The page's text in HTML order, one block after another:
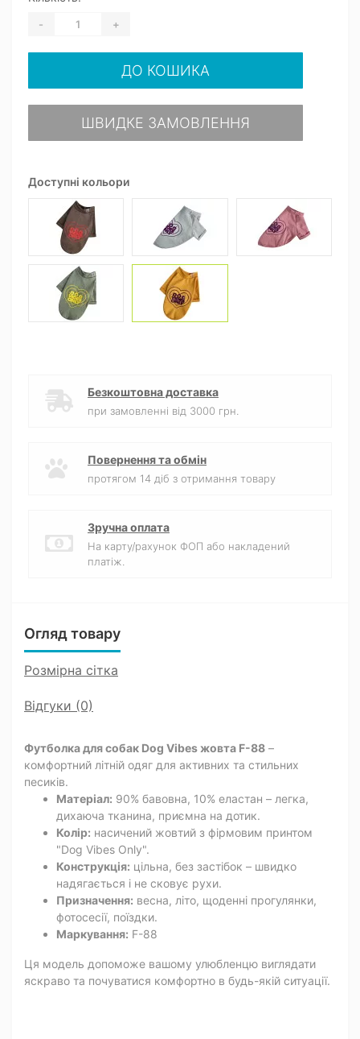
Доступні кольори
- +
ДО КОШИКА
ШВИДКЕ ЗАМОВЛЕННЯ
Безкоштовна доставка
при замовленні від 3000 грн.
Повернення та обмін
протягом 14 діб з отримання товару
Зручна оплата
На карту/рахунок ФОП або накладений
платіж.
Огляд товару
Розмірна сітка
Відгуки (0)
Футболка для собак Dog Vibes жовта F-88 –
комфортний літній одяг для активних та стильних
песиків.
Матеріал: 90% бавовна, 10% еластан – легка,
дихаюча тканина, приємна на дотик.
Колір: насичений жовтий з фірмовим принтом
"Dog Vibes Only".
Конструкція: цільна, без застібок – швидко
надягається і не сковує рухи.
Призначення: весна, літо, щоденні прогулянки,
фотосесії, поїздки.
Маркування: F-88
Ця модель допоможе вашому улюбленцю виглядати
яскраво та почуватися комфортно в будь-якій ситуації.